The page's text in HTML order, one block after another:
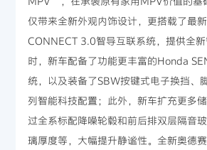
仅带来全新外观内饰设计，更搭载了最
CONNECT 3.0智导互联系统，提供全
时，新车配备了功能更丰富的Honda
统，以及装备了SBW按键式电子换挡、
列智能科技配置；此外，新车扩充更多
过全系标配降噪轮毂和前后排双层隔音
璃厚度等，大幅提升静谧性。全新奥德